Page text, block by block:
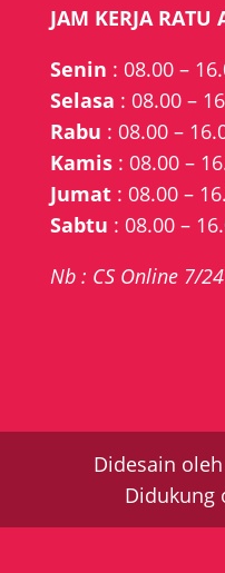
JAM KERJA RATU
Senin : 08.00 –
Selasa : 08.00 –
Rabu : 08.00 –
Kamis : 08.00 –
Jumat : 08.00 –
Sabtu : 08.00 –
Nb : CS Online 7/24
Didesain oleh